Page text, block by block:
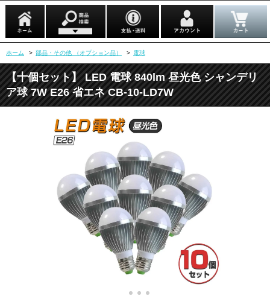
ホーム > 部品・その他 （オプション品） > 電球
【十個セット】 LED 電球 840lm 昼光色 シャンデリ
ア球 7W E26 省エネ CB-10-LD7W